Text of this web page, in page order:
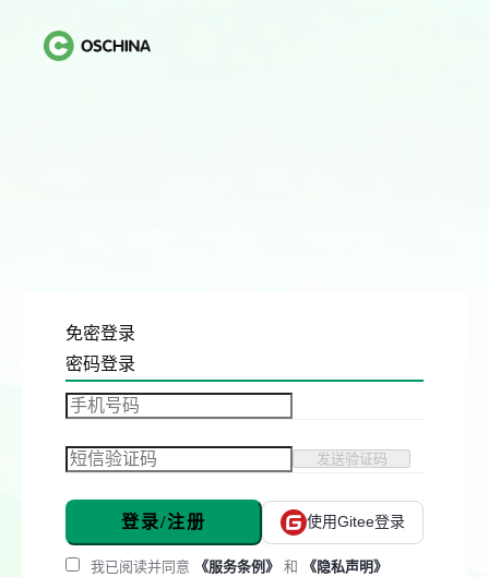
免密登录
密码登录
发送验证码
登录/注册 使用Gitee登录
我已阅读并同意 《服务条例》 和 《隐私声明》